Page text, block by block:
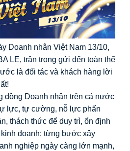
Doanh nhân Việt Nam 13/10,
LE, trân trọng gửi đến toàn thể
là đối tác và khách hàng lời
đồng Doanh nhân trên cả nước
lực, tự cường, nỗ lực phấn
thách thức để duy trì, ổn định
doanh; từng bước xây
nghiệp ngày càng lớn mạnh,